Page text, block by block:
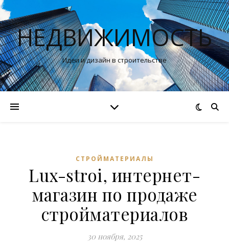
НЕДВИЖИМОСТЬ
Идеи и дизайн в строительстве
СТРОЙМАТЕРИАЛЫ
Lux-stroi, интернет-
магазин по продаже
стройматериалов
30 ноября, 2025